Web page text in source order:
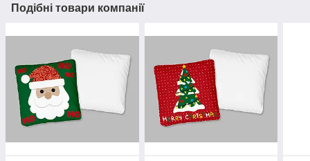
Подібні товари компанії